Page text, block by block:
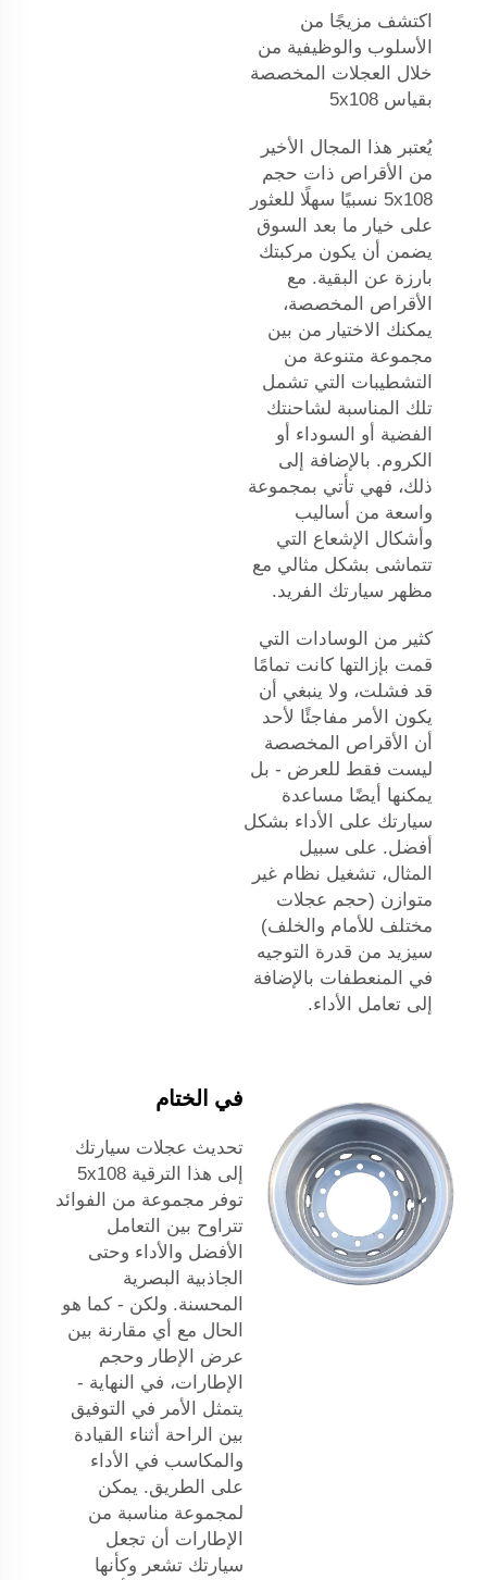
اكتشف مزيجًا من
الأسلوب والوظيفية من
خلال العجلات المخصصة
بقياس 5x108
يُعتبر هذا المجال الأخير
من الأقراص ذات حجم
5x108 نسبيًا سهلًا للعثور
على خيار ما بعد السوق
يضمن أن يكون مركبتك
بارزة عن البقية. مع
الأقراص المخصصة،
يمكنك الاختيار من بين
مجموعة متنوعة من
التشطيبات التي تشمل
تلك المناسبة لشاحنتك
الفضية أو السوداء أو
الكروم. بالإضافة إلى
ذلك، فهي تأتي بمجموعة
واسعة من أساليب
وأشكال الإشعاع التي
تتماشى بشكل مثالي مع
مظهر سيارتك الفريد.
كثير من الوسادات التي
قمت بإزالتها كانت تمامًا
قد فشلت، ولا ينبغي أن
يكون الأمر مفاجئًا لأحد
أن الأقراص المخصصة
ليست فقط للعرض - بل
يمكنها أيضًا مساعدة
سيارتك على الأداء بشكل
أفضل. على سبيل
المثال، تشغيل نظام غير
متوازن (حجم عجلات
مختلف للأمام والخلف)
سيزيد من قدرة التوجيه
في المنعطفات بالإضافة
إلى تعامل الأداء.
في الختام
تحديث عجلات سيارتك
إلى هذا الترقية 5x108
توفر مجموعة من الفوائد
تتراوح بين التعامل
الأفضل والأداء وحتى
الجاذبية البصرية
المحسنة. ولكن - كما هو
الحال مع أي مقارنة بين
عرض الإطار وحجم
الإطارات، في النهاية -
يتمثل الأمر في التوفيق
بين الراحة أثناء القيادة
والمكاسب في الأداء
على الطريق. يمكن
لمجموعة مناسبة من
الإطارات أن تجعل
سيارتك تشعر وكأنها